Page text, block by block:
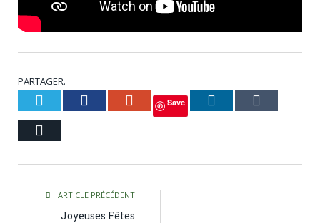
PARTAGER.
Twitter Facebook Google+
Save LinkedIn
ARTICLE PRÉCÉDENT
Joyeuses Fêtes